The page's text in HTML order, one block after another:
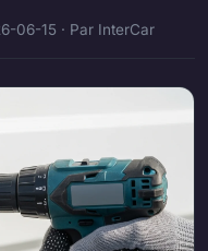
06-15 · Par InterCar